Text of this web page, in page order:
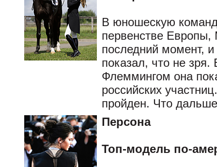
В юношескую
первенстве
последний момент, и
показал, что не
Флеммингом она
российских
пройден. Что
Персона
Топ-модель по-